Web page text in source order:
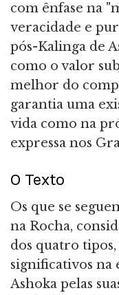
com ênfase na
veracidade e
pós-Kalinga de
como o valor
melhor do
garantia uma
vida como na
expressa nos
O Texto
Os que se
na Rocha,
dos quatro
significativos na
Ashoka pelas